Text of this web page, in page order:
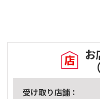
お
受け取り店舗：